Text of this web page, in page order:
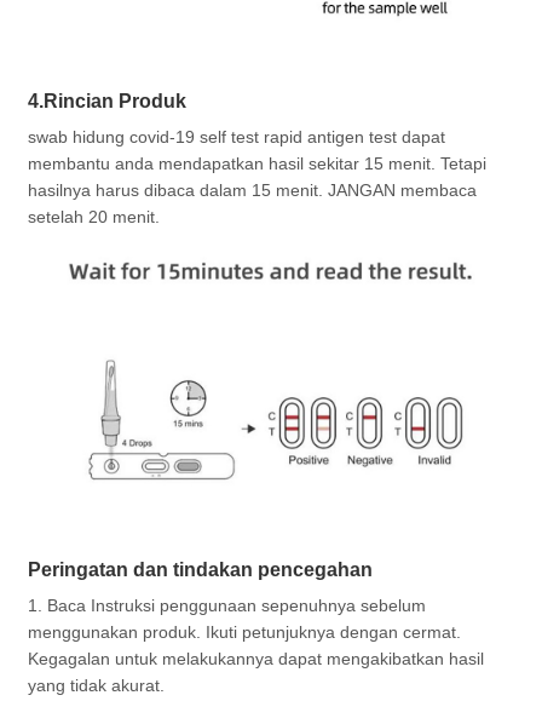
4.Rincian Produk
swab hidung covid-19 self test rapid antigen test dapat
membantu anda mendapatkan hasil sekitar 15 menit. Tetapi
hasilnya harus dibaca dalam 15 menit. JANGAN membaca
setelah 20 menit.
Peringatan dan tindakan pencegahan
1. Baca Instruksi penggunaan sepenuhnya sebelum
menggunakan produk. Ikuti petunjuknya dengan cermat.
Kegagalan untuk melakukannya dapat mengakibatkan hasil
yang tidak akurat.